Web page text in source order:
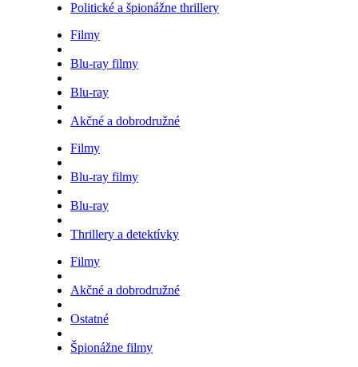
Politické a špionážne thrillery
Filmy
Blu-ray filmy
Blu-ray
Akčné a dobrodružné
Filmy
Blu-ray filmy
Blu-ray
Thrillery a detektívky
Filmy
Akčné a dobrodružné
Ostatné
Špionážne filmy